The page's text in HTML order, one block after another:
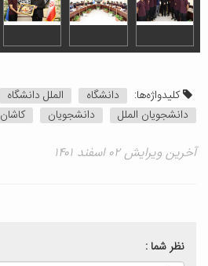
کلیدواژه‌ها: دانشگاه الملل دانشگاه
دانشجویان الملل
دانشجویان کاشان
آخرین ویرایش ۰۲ اسفند ۱۴۰۱
نظر شما :